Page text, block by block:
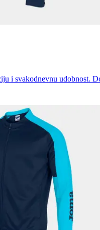
i svakodnevnu udobnost.